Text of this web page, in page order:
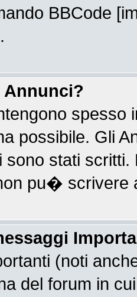
BBCode
Annunci?
spesso
possibile. Gli
sono stati
pu� scrivere
(noti
del forum in